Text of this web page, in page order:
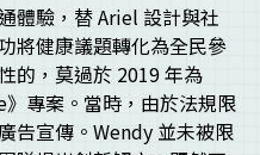
體驗，替 Ariel 設計與社
將健康議題轉化為全民參
的，莫過於 2019 年為
專案。當時，由於法規限
告宣傳。Wendy 並未被限